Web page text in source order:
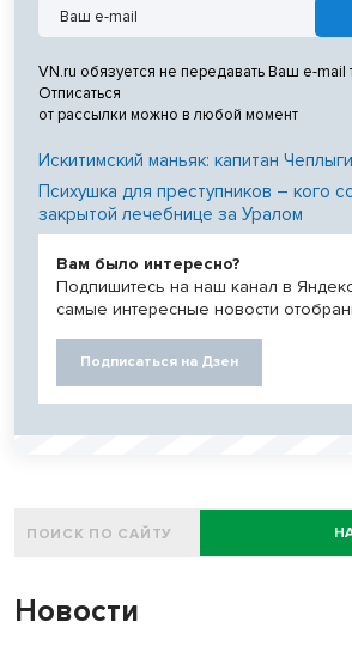
VN.ru обязуется не передавать Ваш e-mail
Отписаться
от рассылки можно в любой момент
Искитимский маньяк: капитан
Психушка для преступников – кого
закрытой лечебнице за Уралом
Вам было интересно?
Подпишитесь на наш канал в
самые интересные новости
Подписаться на Дзен
Новости